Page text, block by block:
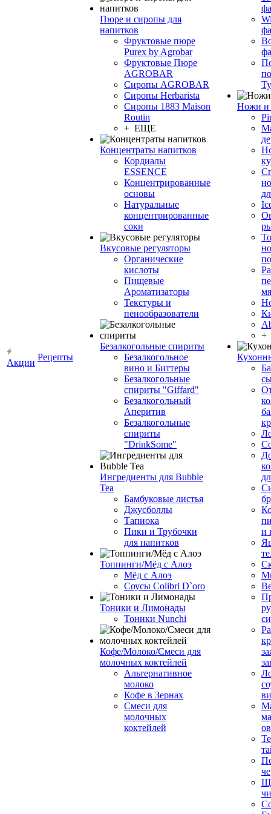
Акции
Рецепты
Пюре и сиропы для
напитков
Фруктовые пюре
Purex by Agrobar
Фруктовые Пюре
AGROBAR
Сиропы AGROBAR
Сиропы Herbarista
Сиропы 1883 Maison
Routin
+ ЕЩЕ
Концентраты напитков
Кордиалы
ESSENCE
Концентрированные
основы
Натуральные
концентрированные
соки
Вкусовые регуляторы
Органические
кислоты
Пищевые
Ароматизаторы
Текстуры и
пенообразователи
Безалкогольные спириты
Безалкогольное
вино и Биттеры
Безалкогольные
спириты "Giffard"
Безалкогольный
Аперитив
Безалкогольные
спириты
"DrinkSome"
Ингредиенты для Bubble
Tea
Бамбуковые листья
Джусболлы
Тапиока
Пики и Трубочки
для напитков
Топпинги/Мёд с Алоэ
Мёд с Алоэ
Соусы Colibri D`oro
Тоники и Лимонады
Тоники Nunchi
Кофе/Молоко/Смеси для
молочных коктейлей
Альтернативное
молоко
Кофе в Зернах
Смеси для
молочных
коктейлей
Ножи и
+
и